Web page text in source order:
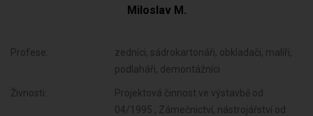
Miloslav M.
Profese:
zedníci, sádrokartonáři, obkladači, malíři,
podlaháři, demontážníci
Živnosti:
Projektová činnost ve výstavbě od
04/1995 , Zámečnictví, nástrojářství od